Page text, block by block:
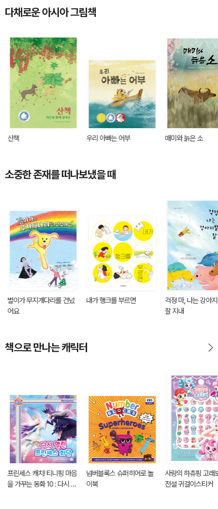
다채로운 아시아 그림책
산책 우리 아빠는 어부 매미와 늙은 소
소중한 존재를 떠나보냈을 때
별이가 무지개다리를 건넜
어요
내가 행크를 부르면
걱정 마, 나는 강아
잘 지내
책으로 만나는 캐릭터
프린세스 캐치! 티니핑 마음
을 가꾸는 동화 10 : 다시 열
넘버블록스 슈퍼히어로 놀
이북
사랑의 하츄핑 고래
전설 귀걸이스티커